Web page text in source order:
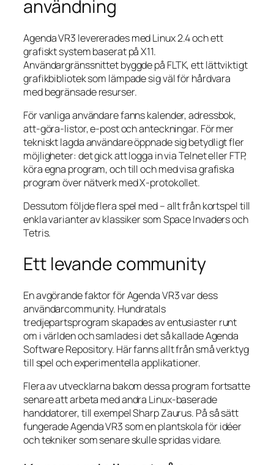
användning
Agenda VR3 levererades med Linux 2.4 och ett
grafiskt system baserat på X11.
Användargränssnittet byggde på FLTK, ett lättviktigt
grafikbibliotek som lämpade sig väl för hårdvara
med begränsade resurser.
För vanliga användare fanns kalender, adressbok,
att‑göra‑listor, e‑post och anteckningar. För mer
tekniskt lagda användare öppnade sig betydligt fler
möjligheter: det gick att logga in via Telnet eller FTP,
köra egna program, och till och med visa grafiska
program över nätverk med X‑protokollet.
Dessutom följde flera spel med – allt från kortspel till
enkla varianter av klassiker som Space Invaders och
Tetris.
Ett levande community
En avgörande faktor för Agenda VR3 var dess
användarcommunity. Hundratals
tredjepartsprogram skapades av entusiaster runt
om i världen och samlades i det så kallade Agenda
Software Repository. Här fanns allt från små verktyg
till spel och experimentella applikationer.
Flera av utvecklarna bakom dessa program fortsatte
senare att arbeta med andra Linux‑baserade
handdatorer, till exempel Sharp Zaurus. På så sätt
fungerade Agenda VR3 som en plantskola för idéer
och tekniker som senare skulle spridas vidare.